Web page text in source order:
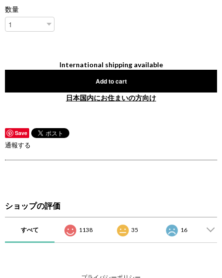
数量
International shipping available
Add to cart
日本国内にお住まいの方向け
Save
通報する
ショップの評価
すべて 1138 35 16